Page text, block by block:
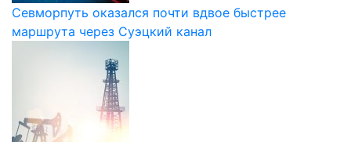
Севморпуть оказался почти вдвое быстрее
маршрута через Суэцкий канал